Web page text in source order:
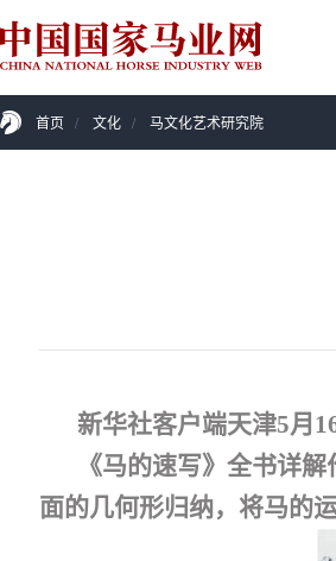
首页 / 文化 / 马文化艺术研究院
新华社客户端天津5月
《马的速写》全书详解
面的几何形归纳，将马的